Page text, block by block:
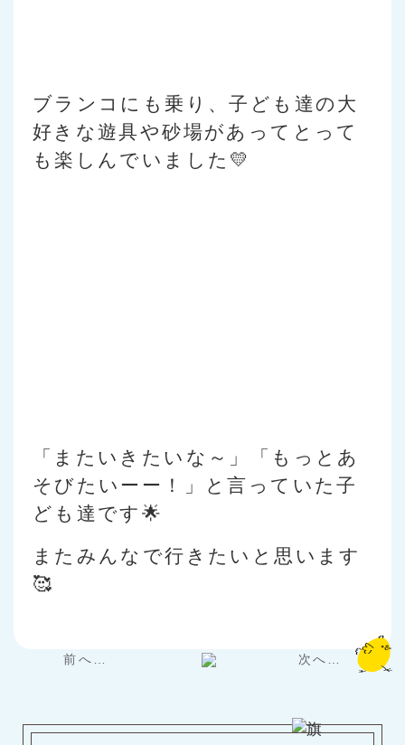
ブランコにも乗り、子ども達の大
好きな遊具や砂場があってとって
も楽しんでいました💛
「またいきたいな～」「もっとあ
そびたいーー！」と言っていた子
ども達です🌟
またみんなで行きたいと思います
🥰
前へ… 次へ…